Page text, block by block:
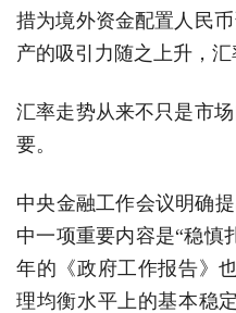
措为境外资金配置人民
产的吸引力随之上升，汇
汇率走势从来不只是市
要。
中央金融工作会议明确
中一项重要内容是“稳慎
年的《政府工作报告》
理均衡水平上的基本稳